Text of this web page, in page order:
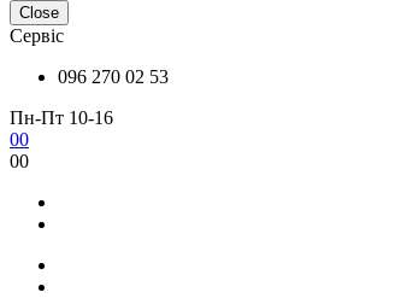
Close
Сервіс
096 270 02 53
Пн-Пт 10-16
00
00